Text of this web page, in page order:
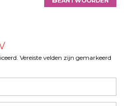
Vereiste velden zijn gemarkeerd